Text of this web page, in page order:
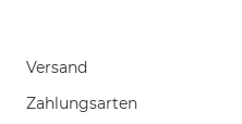
Versand
Zahlungsarten